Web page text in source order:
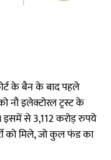
के बैन के बाद पहले
नौ इलेक्टोरल ट्रस्ट के
इसमें से 3,112 करोड़ रुपये
को मिले, जो कुल फंड का